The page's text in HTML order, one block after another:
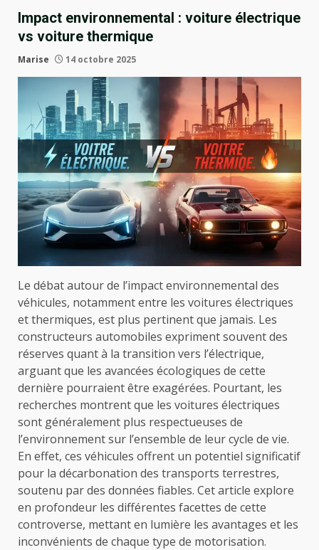
Impact environnemental : voiture électrique
vs voiture thermique
Marise 14 octobre 2025
Le débat autour de l’impact environnemental des
véhicules, notamment entre les voitures électriques
et thermiques, est plus pertinent que jamais. Les
constructeurs automobiles expriment souvent des
réserves quant à la transition vers l’électrique,
arguant que les avancées écologiques de cette
dernière pourraient être exagérées. Pourtant, les
recherches montrent que les voitures électriques
sont généralement plus respectueuses de
l’environnement sur l’ensemble de leur cycle de vie.
En effet, ces véhicules offrent un potentiel significatif
pour la décarbonation des transports terrestres,
soutenu par des données fiables. Cet article explore
en profondeur les différentes facettes de cette
controverse, mettant en lumière les avantages et les
inconvénients de chaque type de motorisation.